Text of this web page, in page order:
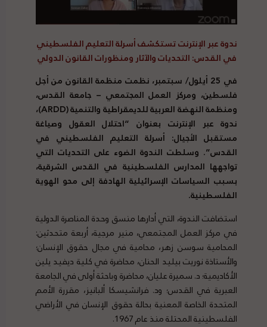
ندوة عبر الإنترنت تستكشف أسرلة التعليم الفلسطيني
في القدس: التحديات والآثار ومنظورات القانون الدولي
في 25 أيلول/ سبتمبر، نظمت منظمة القانون من أجل
فلسطين، ومركز العمل المجتمعي – جامعة القدس،
ومنظمة النهضة العربية للديمقراطية والتنمية (ARDD)،
ندوة عبر الإنترنت بعنوان “احتلال العقول وصياغة
مستقبل الأجيال: أسرلة التعليم الفلسطيني في
القدس”. وسلطت الندوة الضوء على التحديات التي
تواجهها المدارس الفلسطينية في القدس الشرقية،
بسبب السياسات الإسرائيلية الهادفة إلى محو الهوية
الفلسطينية.
استضافت الندوة، التي أدارها منسق وحدة المناصرة الدولية
في مركز العمل المجتمعي، منير مرجية، أربعة متحدثين:
المحامية سوسن زهر، محامية في مجال حقوق الإنسان؛
والأستاذة نوريت بيليد الحنان، محاضرة في كلية ديفيد يلين
الأكاديمية؛ د. سميرة عليان، محاضرة وباحثة أولى في الجامعة
العبرية في القدس؛ ود. فرانشيسكا ألبانيز، مقررة الأمم
المتحدة الخاصة المعنية بحالة حقوق الإنسان في الأراضي
الفلسطينية المحتلة منذ عام 1967.